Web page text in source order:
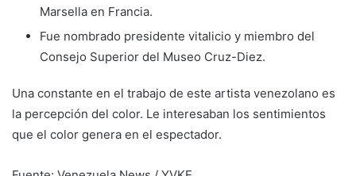
Marsella en Francia.
Fue nombrado presidente vitalicio y miembro del
Consejo Superior del Museo Cruz-Diez.
Una constante en el trabajo de este artista venezolano es
la percepción del color. Le interesaban los sentimientos
que el color genera en el espectador.